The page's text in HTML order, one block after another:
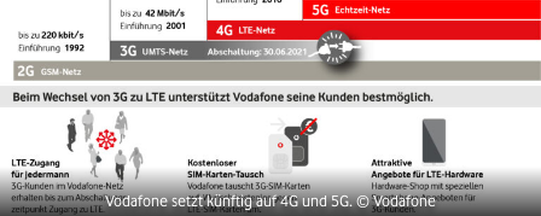
Vodafone setzt künftig auf 4G und 5G.© Vodafone